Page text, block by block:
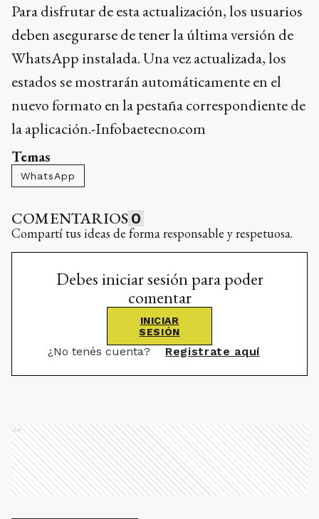
Para disfrutar de esta actualización, los usuarios
deben asegurarse de tener la última versión de
WhatsApp instalada. Una vez actualizada, los
estados se mostrarán automáticamente en el
nuevo formato en la pestaña correspondiente de
la aplicación.-Infobaetecno.com
Temas
WhatsApp
COMENTARIOS 0
Compartí tus ideas de forma responsable y respetuosa.
Debes iniciar sesión para poder
comentar
INICIAR
SESIÓN
¿No tenés cuenta? Registrate aquí
Ads